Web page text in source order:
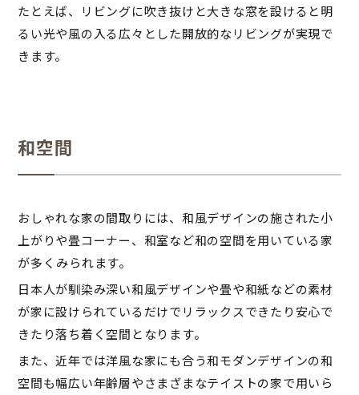
たとえば、リビングに吹き抜けと大きな窓を設けると明
るい光や風の入る広々とした開放的なリビングが実現で
きます。
和空間
おしゃれな家の間取りには、和風デザインの施された小
上がりや畳コーナー、和室など和の空間を用いている家
が多くみられます。
日本人が馴染み深い和風デザインや畳や和紙などの素材
が家に設けられているだけでリラックスできたり安心で
きたり落ち着く空間となります。
また、近年では洋風な家にも合う和モダンデザインの和
空間も幅広い年齢層やさまざまなテイストの家で用いら